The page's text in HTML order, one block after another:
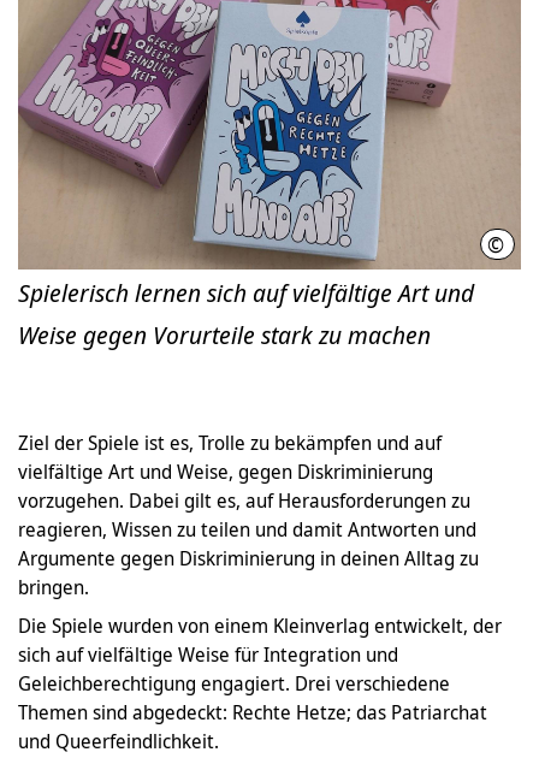
©
Spielerisch lernen sich auf vielfältige Art und
Weise gegen Vorurteile stark zu machen
Ziel der Spiele ist es, Trolle zu bekämpfen und auf
vielfältige Art und Weise, gegen Diskriminierung
vorzugehen. Dabei gilt es, auf Herausforderungen zu
reagieren, Wissen zu teilen und damit Antworten und
Argumente gegen Diskriminierung in deinen Alltag zu
bringen.
Die Spiele wurden von einem Kleinverlag entwickelt, der
sich auf vielfältige Weise für Integration und
Geleichberechtigung engagiert. Drei verschiedene
Themen sind abgedeckt: Rechte Hetze; das Patriarchat
und Queerfeindlichkeit.